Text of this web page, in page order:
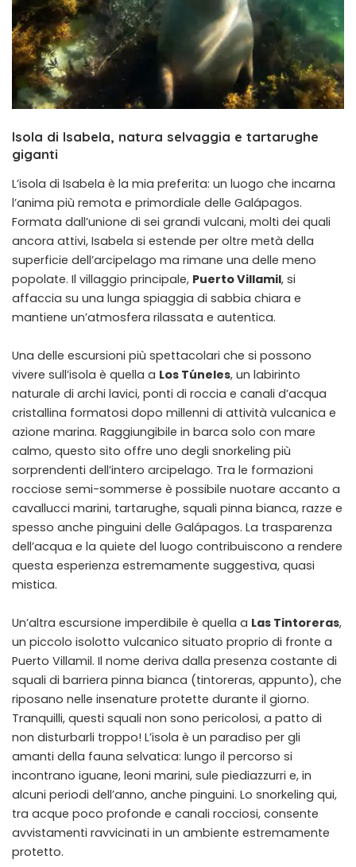
Isola di Isabela, natura selvaggia e tartarughe
giganti
L’isola di Isabela è la mia preferita: un luogo che incarna
l’anima più remota e primordiale delle Galápagos.
Formata dall’unione di sei grandi vulcani, molti dei quali
ancora attivi, Isabela si estende per oltre metà della
superficie dell’arcipelago ma rimane una delle meno
popolate. Il villaggio principale, Puerto Villamil, si
affaccia su una lunga spiaggia di sabbia chiara e
mantiene un’atmosfera rilassata e autentica.
Una delle escursioni più spettacolari che si possono
vivere sull’isola è quella a Los Túneles, un labirinto
naturale di archi lavici, ponti di roccia e canali d’acqua
cristallina formatosi dopo millenni di attività vulcanica e
azione marina. Raggiungibile in barca solo con mare
calmo, questo sito offre uno degli snorkeling più
sorprendenti dell’intero arcipelago. Tra le formazioni
rocciose semi-sommerse è possibile nuotare accanto a
cavallucci marini, tartarughe, squali pinna bianca, razze e
spesso anche pinguini delle Galápagos. La trasparenza
dell’acqua e la quiete del luogo contribuiscono a rendere
questa esperienza estremamente suggestiva, quasi
mistica.
Un’altra escursione imperdibile è quella a Las Tintoreras,
un piccolo isolotto vulcanico situato proprio di fronte a
Puerto Villamil. Il nome deriva dalla presenza costante di
squali di barriera pinna bianca (tintoreras, appunto), che
riposano nelle insenature protette durante il giorno.
Tranquilli, questi squali non sono pericolosi, a patto di
non disturbarli troppo! L’isola è un paradiso per gli
amanti della fauna selvatica: lungo il percorso si
incontrano iguane, leoni marini, sule piediazzurri e, in
alcuni periodi dell’anno, anche pinguini. Lo snorkeling qui,
tra acque poco profonde e canali rocciosi, consente
avvistamenti ravvicinati in un ambiente estremamente
protetto.